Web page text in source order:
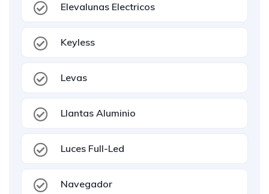
Elevalunas Electricos
Keyless
Levas
Llantas Aluminio
Luces Full-Led
Navegador